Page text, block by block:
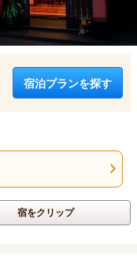
宿泊プランを探す
宿をクリップ